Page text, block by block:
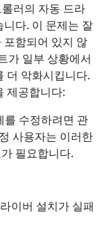
러의 자동 드라
다. 이 문제는 잘
함되어 있지 않
가 일부 상황에서
더 악화시킵니다.
제공합니다:
를 수정하려면 관
사용자는 이러한
필요합니다.
이버 설치가 실패